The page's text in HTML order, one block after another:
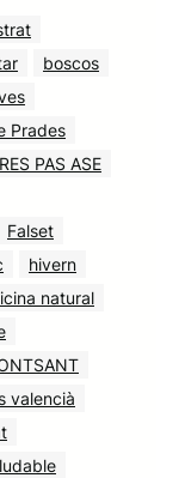
boscos
Prades
PAS ASE
Falset
hivern
natural
valencià